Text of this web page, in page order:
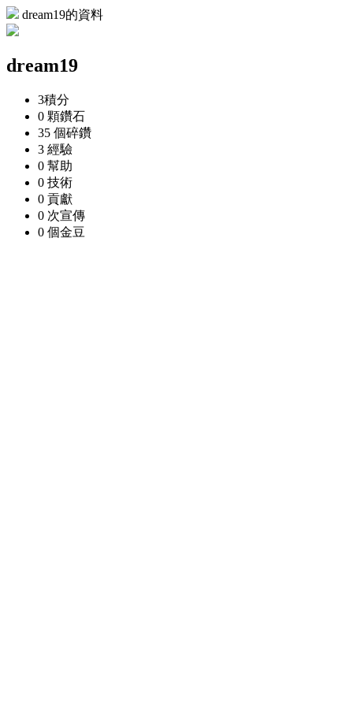
dream19的資料
dream19
3積分
0 顆鑽石
35 個碎鑽
3 經驗
0 幫助
0 技術
0 貢獻
0 次宣傳
0 個金豆